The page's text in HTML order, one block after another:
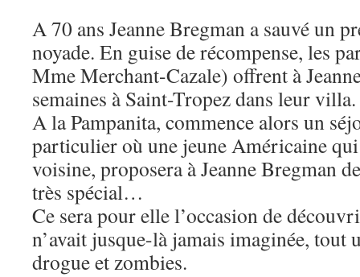
A 70 ans Jeanne Bregman a sauvé un
noyade. En guise de récompense, les
Mme Merchant-Cazale) offrent à
semaines à Saint-Tropez dans leur villa.
A la Pampanita, commence alors un
particulier où une jeune Américaine
voisine, proposera à Jeanne Bregman
très spécial…
Ce sera pour elle l’occasion de
n’avait jusque-là jamais imaginée, tout
drogue et zombies.